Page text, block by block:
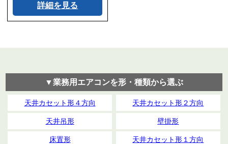
詳細を見る
▼業務用エアコンを形・種類から選ぶ
天井カセット形４方向 天井カセット形２方向
天井吊形 壁掛形
床置形 天井カセット形１方向